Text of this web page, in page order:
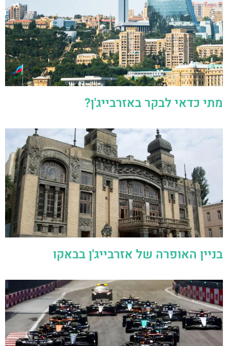
מתי כדאי לבקר באזרבייג'ן?
בניין האופרה של אזרבייג'ן בבאקו